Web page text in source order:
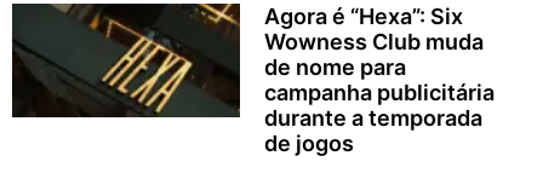
Agora é “Hexa”: Six
Wowness Club muda
de nome para
campanha publicitária
durante a temporada
de jogos